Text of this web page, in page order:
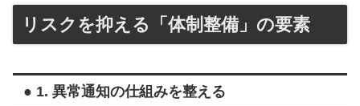
リスクを抑える「体制整備」の要素
● 1. 異常通知の仕組みを整える